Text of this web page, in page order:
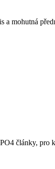
mohutná
články, pro